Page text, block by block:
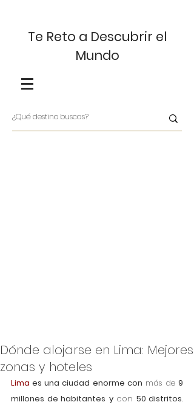
Te Reto a Descubrir el
Mundo
Dónde alojarse en Lima: Mejores
zonas y hoteles
Lima es una ciudad enorme con más de 9
millones de habitantes y con 50 distritos.